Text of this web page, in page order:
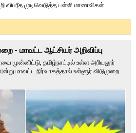
விபரீத முடிவெடுத்த பள்ளி மாணவிகள்
- மாவட்ட ஆட்சியர் அறிவிப்பு
முன்னிட்டு, தமிழ்நாட்டில் உள்ள அரியலூர்
மாவட்ட நிர்வாகத்தால் உள்ளூர் விடுமுறை